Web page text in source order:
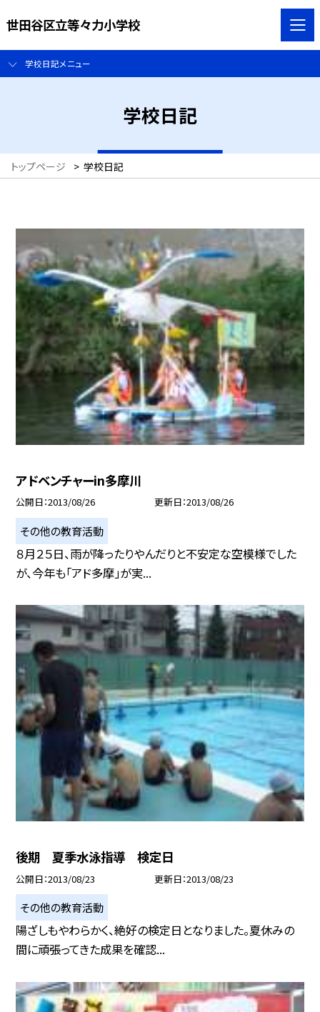
世田谷区立等々力小学校
学校日記メニュー
学校日記
トップページ > 学校日記
アドベンチャーin多摩川
公開日 2013/08/26 更新日 2013/08/26
その他の教育活動
８月２５日、雨が降ったりやんだりと不安定な空模様でした
が、今年も「アド多摩」が実...
後期 夏季水泳指導 検定日
公開日 2013/08/23 更新日 2013/08/23
その他の教育活動
陽ざしもやわらかく、絶好の検定日となりました。夏休みの
間に頑張ってきた成果を確認...